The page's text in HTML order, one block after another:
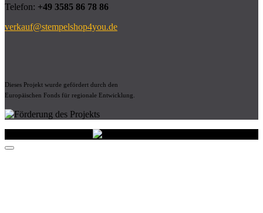
Telefon: +49 3585 86 78 86
verkauf@stempelshop4you.de
Dieses Projekt wurde gefördert durch den
Europäischen Fonds für regionale Entwicklung.